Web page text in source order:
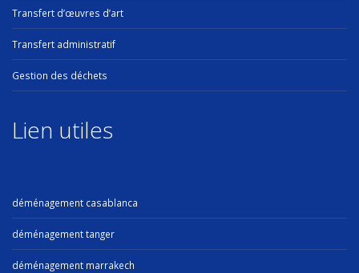
Transfert d’œuvres d’art
Transfert administratif
Gestion des déchets
Lien utiles
déménagement casablanca
déménagement tanger
déménagement marrakech